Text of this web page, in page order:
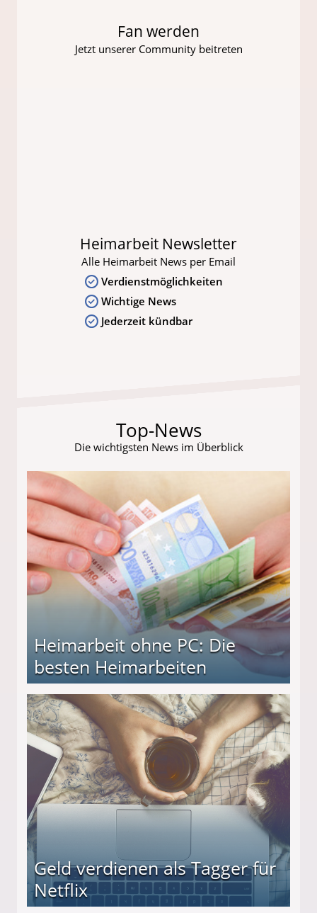
Fan werden
Jetzt unserer Community beitreten
Heimarbeit Newsletter
Alle Heimarbeit News per Email
Verdienstmöglichkeiten
Wichtige News
Jederzeit kündbar
Top-News
Die wichtigsten News im Überblick
Heimarbeit ohne PC: Die
besten Heimarbeiten
Geld verdienen als Tagger für
Netflix